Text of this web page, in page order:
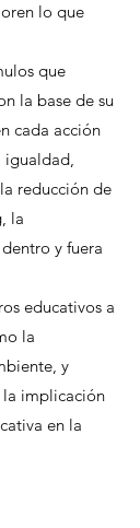
lo que
que
la base de su
cada acción
igualdad,
reducción de
la
y fuera
educativos a
la
y
implicación
en la